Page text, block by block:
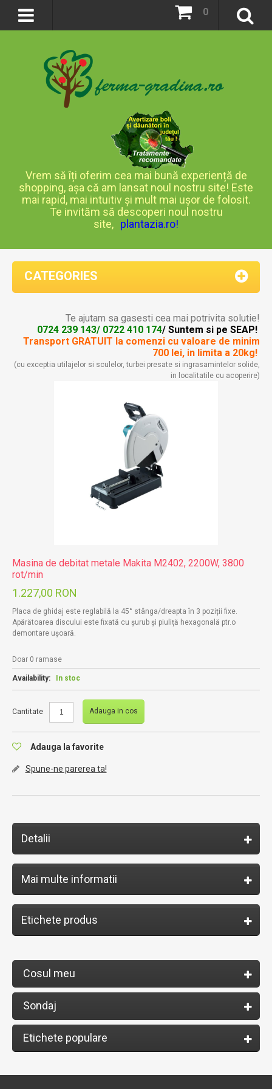
0
Vrem să îți oferim cea mai bună experiență de
shopping, așa că am lansat noul nostru site! Este
mai rapid, mai intuitiv și mult mai ușor de folosit.
Te invităm să descoperi noul nostru
site, plantazia.ro!
CATEGORIES
Te ajutam sa gasesti cea mai potrivita solutie!
0724 239 143/ 0722 410 174/ Suntem si pe SEAP!
Transport GRATUIT la comenzi cu valoare de minim
700 lei, in limita a 20kg!
(cu exceptia utilajelor si sculelor, turbei presate si ingrasamintelor solide,
in localitatile cu acoperire)
Masina de debitat metale Makita M2402, 2200W, 3800
rot/min
1.227,00 RON
Placa de ghidaj este reglabilă la 45° stânga/dreapta în 3 poziții fixe.
Apărătoarea discului este fixată cu șurub și piuliță hexagonală ptr.o
demontare ușoară.
Doar 0 ramase
Availability: In stoc
Cantitate Adauga in cos
Adauga la favorite
Spune-ne parerea ta!
Detalii
Mai multe informatii
Etichete produs
Cosul meu
Sondaj
Etichete populare